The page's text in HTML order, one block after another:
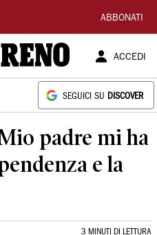
ABBONATI
ACCEDI
SEGUICI SU DISCOVER
padre mi ha
e la
3 MINUTI DI LETTURA